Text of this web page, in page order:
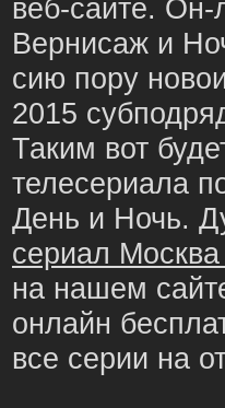
веб-сайте.
Вернисаж и
сию пору
2015
Таким вот
телесериала
День и Ночь.
сериал
на нашем
онлайн
все серии на